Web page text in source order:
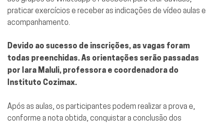
praticar exercícios e receber as indicações de vídeo aulas e
acompanhamento.
Devido ao sucesso de inscrições, as vagas foram
todas preenchidas. As orientações serão passadas
por Iara Maluli, professora e coordenadora do
Instituto Cozimax.
Após as aulas, os participantes podem realizar a prova e,
conforme a nota obtida, conquistar a conclusão dos